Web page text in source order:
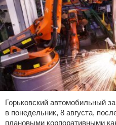
Горьковский автомобильный
в понедельник, 8 августа,
плановыми корпоративными